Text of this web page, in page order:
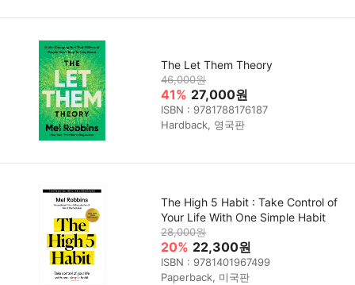
The Let Them Theory
46,000원
41% 27,000원
ISBN : 9781788176187
Hardback, 영국판
The High 5 Habit : Take Control of
Your Life With One Simple Habit
28,000원
20% 22,300원
ISBN : 9781401967499
Paperback, 미국판